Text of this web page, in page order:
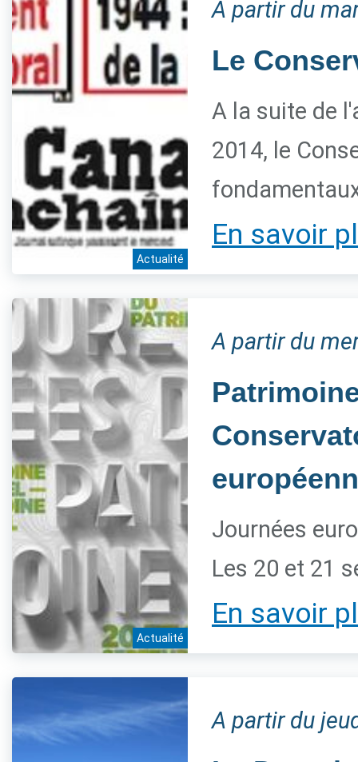
Actualité
A partir du
Le
A la suite de
2014, le
En savoir
Actualité
A partir du
Journées
Les 20 et 21
En savoir
A partir du